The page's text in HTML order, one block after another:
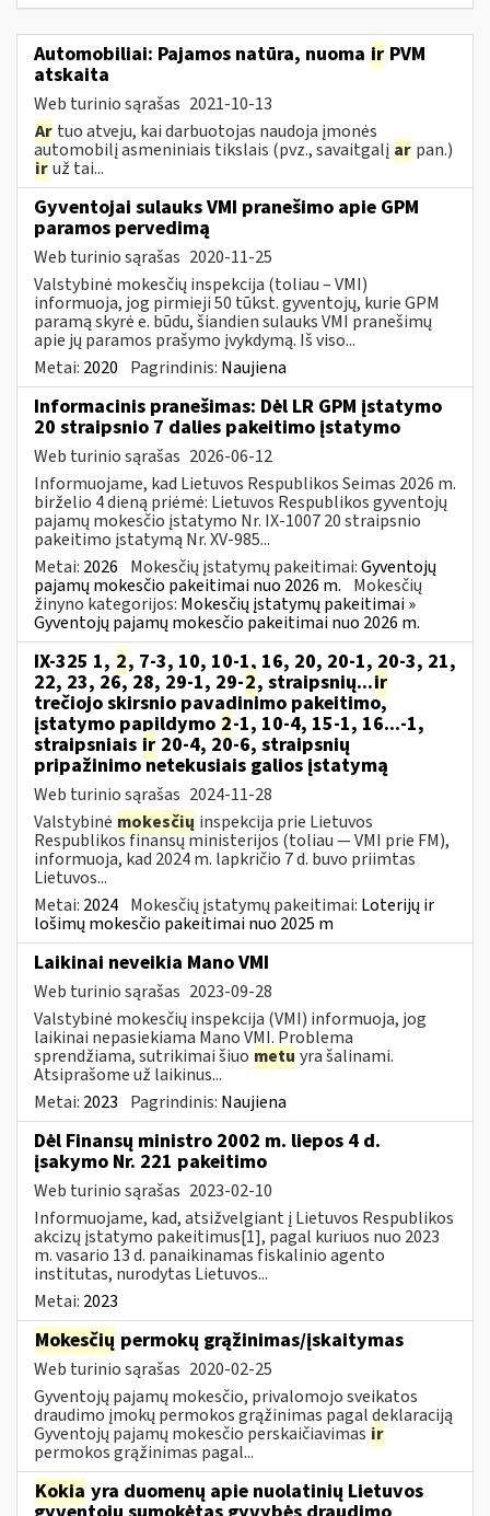
Automobiliai: Pajamos natūra, nuoma ir PVM
atskaita
Web turinio sąrašas 2021-10-13
Ar tuo atveju, kai darbuotojas naudoja įmonės
automobilį asmeniniais tikslais (pvz., savaitgalį ar pan.)
iruž tai...
Gyventojai sulauks VMI pranešimo apie GPM
paramos pervedimą
Web turinio sąrašas 2020-11-25
Valstybinė mokesčių inspekcija (toliau – VMI)
informuoja, jog pirmieji 50 tūkst. gyventojų, kurie GPM
paramą skyrė e. būdu, šiandien sulauks VMI pranešimų
apie jų paramos prašymo įvykdymą. Iš viso...
Metai: 2020 Pagrindinis: Naujiena
Informacinis pranešimas: Dėl LR GPM įstatymo
20 straipsnio 7 dalies pakeitimo įstatymo
Web turinio sąrašas 2026-06-12
Informuojame, kad Lietuvos Respublikos Seimas 2026 m.
birželio 4 dieną priėmė: Lietuvos Respublikos gyventojų
pajamų mokesčio įstatymo Nr. IX-1007 20 straipsnio
pakeitimo įstatymą Nr. XV-985...
Metai: 2026 Mokesčių įstatymų pakeitimai:Gyventojų
pajamų mokesčio pakeitimai nuo 2026 m. Mokesčių
žinyno kategorijos: Mokesčių įstatymų pakeitimai »
Gyventojų pajamų mokesčio pakeitimai nuo 2026 m.
IX-325 1, 2, 7-3, 10, 10-1, 16, 20, 20-1, 20-3, 21,
22, 23, 26, 28, 29-1, 29-2, straipsnių...ir
trečiojo skirsnio pavadinimo pakeitimo,
įstatymo papildymo 2-1, 10-4, 15-1, 16...-1,
straipsniais ir 20-4, 20-6, straipsnių
pripažinimo netekusiais galios įstatymą
Web turinio sąrašas 2024-11-28
Valstybinė mokesčių inspekcija prie Lietuvos
Respublikos finansų ministerijos (toliau — VMI prie FM),
informuoja, kad 2024 m. lapkričio 7 d. buvo priimtas
Lietuvos...
Metai: 2024 Mokesčių įstatymų pakeitimai: Loterijų ir
lošimų mokesčio pakeitimai nuo 2025 m
Laikinai neveikia Mano VMI
Web turinio sąrašas 2023-09-28
Valstybinė mokesčių inspekcija (VMI) informuoja, jog
laikinai nepasiekiama Mano VMI. Problema
sprendžiama, sutrikimai šiuo metu yra šalinami.
Atsiprašome už laikinus...
Metai: 2023 Pagrindinis: Naujiena
Dėl Finansų ministro 2002 m. liepos 4 d.
įsakymo Nr. 221 pakeitimo
Web turinio sąrašas 2023-02-10
Informuojame, kad, atsižvelgiant į Lietuvos Respublikos
akcizų įstatymo pakeitimus[1], pagal kuriuos nuo 2023
m. vasario 13 d. panaikinamas fiskalinio agento
institutas, nurodytas Lietuvos...
Metai: 2023
Mokesčių permokų grąžinimas/įskaitymas
Web turinio sąrašas 2020-02-25
Gyventojų pajamų mokesčio, privalomojo sveikatos
draudimo įmokų permokos grąžinimas pagal deklaraciją
Gyventojų pajamų mokesčio perskaičiavimas ir
permokos grąžinimas pagal...
Kokia yra duomenų apie nuolatinių Lietuvos